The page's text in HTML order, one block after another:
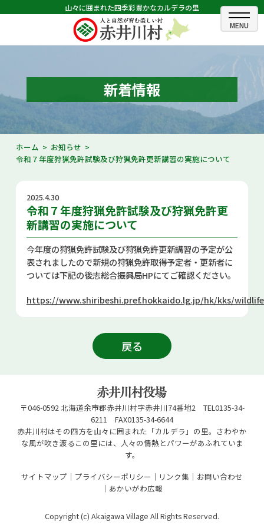
山々に囲まれた四季彩豊かなカルデラの里
ホーム
むらのできごと
むらのプロフィール
くらしの情報
村長室
観光・イベント情報
あかいがわ広報
お問い合せ
Select Language
新着情報
ホーム
お知らせ
令和７年度狩猟免許試験及び狩猟免許更新講習の実施について
2025.4.30
令和７年度狩猟免許試験及び狩猟免許更
新講習の実施について
今年度の狩猟免許試験及び狩猟免許更新講習の予定が公
表されましたので新規の狩猟免許取得予定者・更新者に
ついては下記の後志総合振興局HPにてご確認ください。
https://www.shiribeshi.pref.hokkaido.lg.jp/hk/kks/
戻る
〒046-0592 北海道余市郡赤井川村字赤井川74番地2 TEL0135-34-
6211 FAX0135-34-6644
赤井川村はその四方を山々に囲まれた「カルデラ」の里。さわやか
な風が吹き渡るこの里には、人々の情熱とパワーがあふれていま
す。
サイトマップ
プライバシーポリシー リンク集
お問い合わせ
あかいがわ広報
Copyright (c) Akaigawa Village All Rights Reserved.